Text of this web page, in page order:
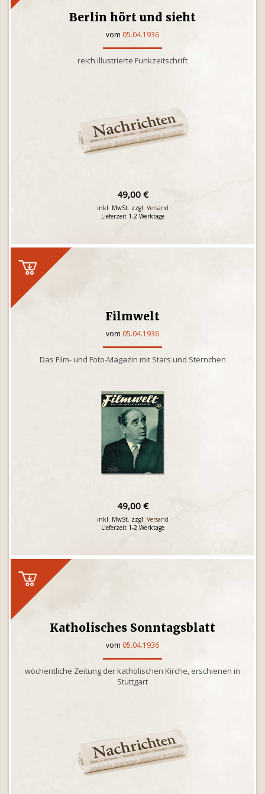
Berlin hört und sieht
vom 05.04.1936
reich illustrierte Funkzeitschrift
49,00 €
inkl. MwSt. zzgl. Versand
Lieferzeit 1-2 Werktage
Filmwelt
vom 05.04.1936
Das Film- und Foto-Magazin mit Stars und Sternchen
49,00 €
inkl. MwSt. zzgl. Versand
Lieferzeit 1-2 Werktage
Katholisches Sonntagsblatt
vom 05.04.1936
wöchentliche Zeitung der katholischen Kirche, erschienen in
Stuttgart